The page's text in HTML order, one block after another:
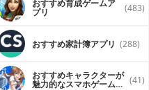
おすすめ育成ゲームア
プリ (483)
おすすめ家計簿アプリ (288)
おすすめキャラクターが
魅力的なスマホゲームア (41)